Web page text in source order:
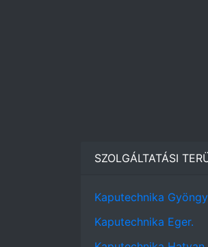
SZOLGÁLTATÁSI
Kaputechnika
Kaputechnika Eger.